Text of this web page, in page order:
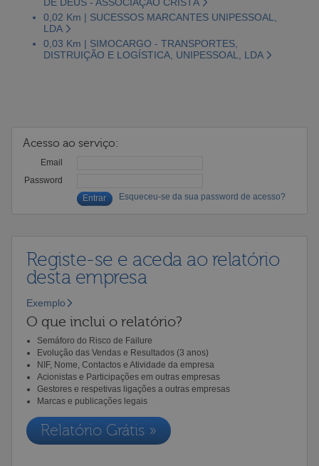
0,02 Km | SUCESSOS MARCANTES UNIPESSOAL,
LDA
0,03 Km | SIMOCARGO - TRANSPORTES,
DISTRUIÇÃO E LOGÍSTICA, UNIPESSOAL, LDA
Acesso ao serviço:
Email
Password
Esqueceu-se da sua password de acesso?
Registe-se e aceda ao relatório
desta empresa
Exemplo
O que inclui o relatório?
Semáforo do Risco de Failure
Evolução das Vendas e Resultados (3 anos)
NIF, Nome, Contactos e Atividade da empresa
Acionistas e Participações em outras empresas
Gestores e respetivas ligações a outras empresas
Marcas e publicações legais
Relatório Grátis »